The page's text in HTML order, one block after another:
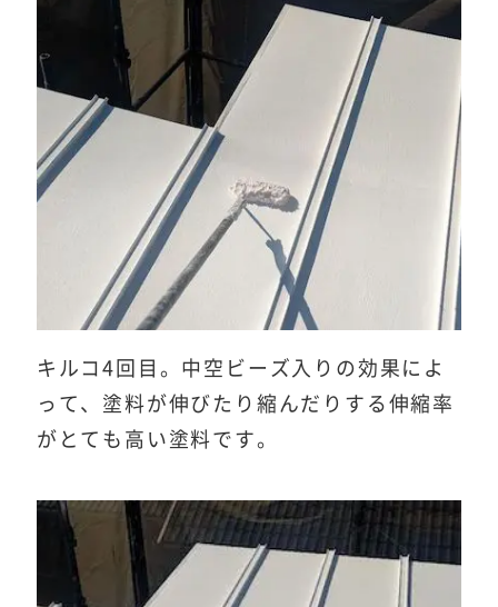
キルコ4回目。中空ビーズ入りの効果によ
って、塗料が伸びたり縮んだりする伸縮率
がとても高い塗料です。